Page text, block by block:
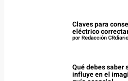
Claves para
eléctrico
por Redacción CRdiario
Qué debes saber
influye en el